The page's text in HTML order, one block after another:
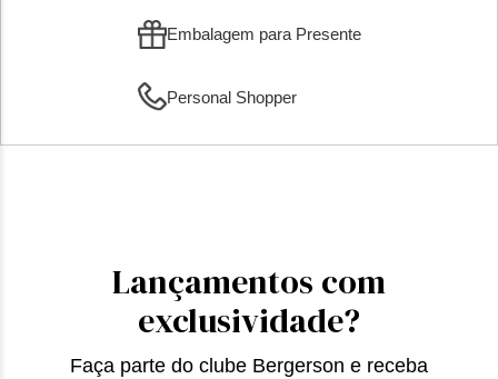
Embalagem para Presente
Personal Shopper
Lançamentos com
exclusividade?
Faça parte do clube Bergerson e receba